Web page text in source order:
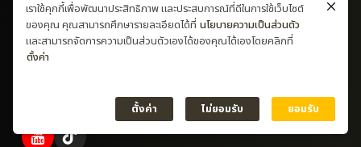
เราใช้คุกกี้เพื่อพัฒนาประสิทธิภาพ และประสบการณ์ที่ดีในการใช้เว็บไซต์
ของคุณ คุณสามารถศึกษารายละเอียดได้ที่ นโยบายความเป็นส่วนตัว
และสามารถจัดการความเป็นส่วนตัวเองได้ของคุณได้เองโดยคลิกที่
ตั้งค่า
ตั้งค่า ไม่ยอมรับ ยอมรับ